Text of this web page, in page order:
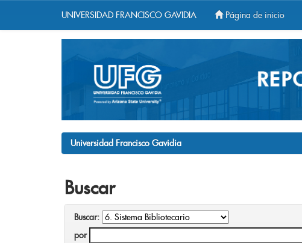
UNIVERSIDAD FRANCISCO GAVIDIA Página de inicio
Universidad Francisco Gavidia
Buscar
Buscar:
por